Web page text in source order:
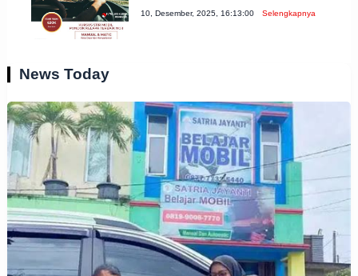
10, Desember, 2025, 16:13:00 Selengkapnya
News Today